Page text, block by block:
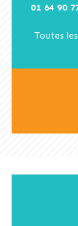
01 64 90
Toutes